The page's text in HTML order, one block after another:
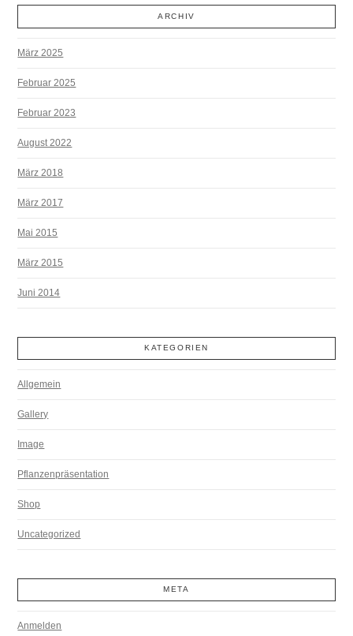
ARCHIV
März 2025
Februar 2025
Februar 2023
August 2022
März 2018
März 2017
Mai 2015
März 2015
Juni 2014
KATEGORIEN
Allgemein
Gallery
Image
Pflanzenpräsentation
Shop
Uncategorized
META
Anmelden